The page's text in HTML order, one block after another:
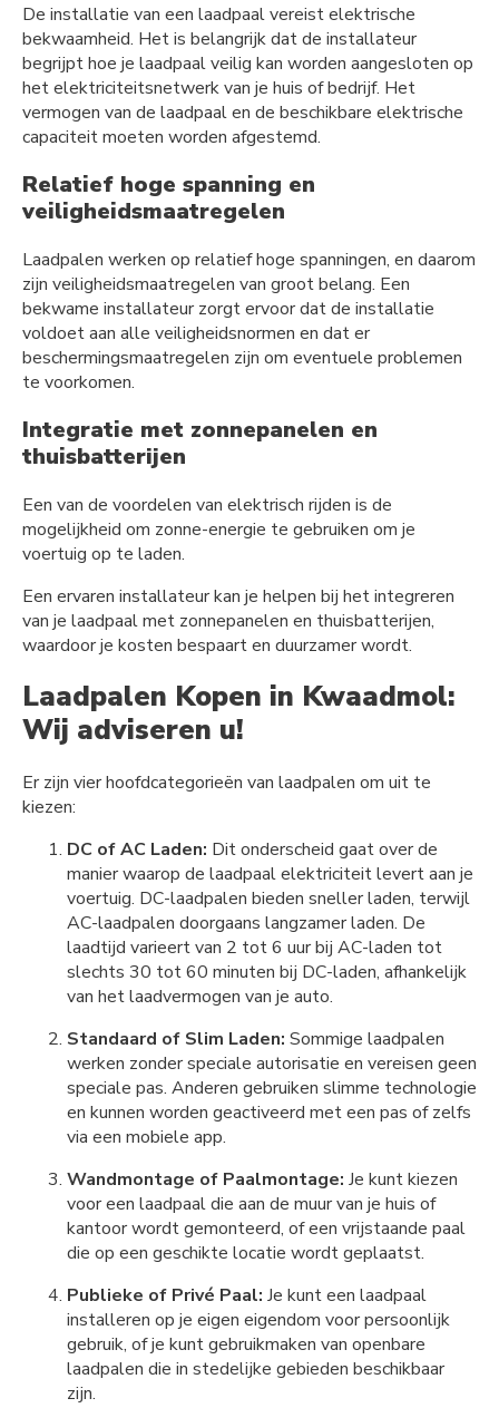
De installatie van een laadpaal vereist elektrische
bekwaamheid. Het is belangrijk dat de installateur
begrijpt hoe je laadpaal veilig kan worden aangesloten op
het elektriciteitsnetwerk van je huis of bedrijf. Het
vermogen van de laadpaal en de beschikbare elektrische
capaciteit moeten worden afgestemd.
Relatief hoge spanning en
veiligheidsmaatregelen
Laadpalen werken op relatief hoge spanningen, en daarom
zijn veiligheidsmaatregelen van groot belang. Een
bekwame installateur zorgt ervoor dat de installatie
voldoet aan alle veiligheidsnormen en dat er
beschermingsmaatregelen zijn om eventuele problemen
te voorkomen.
Integratie met zonnepanelen en
thuisbatterijen
Een van de voordelen van elektrisch rijden is de
mogelijkheid om zonne-energie te gebruiken om je
voertuig op te laden.
Een ervaren installateur kan je helpen bij het integreren
van je laadpaal met zonnepanelen en thuisbatterijen,
waardoor je kosten bespaart en duurzamer wordt.
Laadpalen Kopen in Kwaadmol:
Wij adviseren u!
Er zijn vier hoofdcategorieën van laadpalen om uit te
kiezen:
DC of AC Laden: Dit onderscheid gaat over de
manier waarop de laadpaal elektriciteit levert aan je
voertuig. DC-laadpalen bieden sneller laden, terwijl
AC-laadpalen doorgaans langzamer laden. De
laadtijd varieert van 2 tot 6 uur bij AC-laden tot
slechts 30 tot 60 minuten bij DC-laden, afhankelijk
van het laadvermogen van je auto.
Standaard of Slim Laden: Sommige laadpalen
werken zonder speciale autorisatie en vereisen geen
speciale pas. Anderen gebruiken slimme technologie
en kunnen worden geactiveerd met een pas of zelfs
via een mobiele app.
Wandmontage of Paalmontage: Je kunt kiezen
voor een laadpaal die aan de muur van je huis of
kantoor wordt gemonteerd, of een vrijstaande paal
die op een geschikte locatie wordt geplaatst.
Publieke of Privé Paal: Je kunt een laadpaal
installeren op je eigen eigendom voor persoonlijk
gebruik, of je kunt gebruikmaken van openbare
laadpalen die in stedelijke gebieden beschikbaar
zijn.